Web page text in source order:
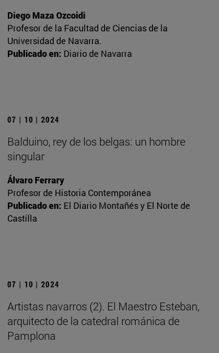
Diego Maza Ozcoidi
Profesor de la Facultad de Ciencias de la
Universidad de Navarra.
Publicado en: Diario de Navarra
07 | 10 | 2024
Balduino, rey de los belgas: un hombre
singular
Álvaro Ferrary
Profesor de Historia Contemporánea
Publicado en: El Diario Montañés y El Norte de
Castilla
07 | 10 | 2024
Artistas navarros (2). El Maestro Esteban,
arquitecto de la catedral románica de
Pamplona